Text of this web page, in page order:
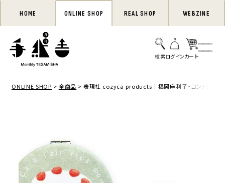
HOME ONLINE SHOP REAL SHOP WEBZINE
ONLINE SHOP 全商品 表現社 cozyca products｜福岡麻利子・コンパクトミ